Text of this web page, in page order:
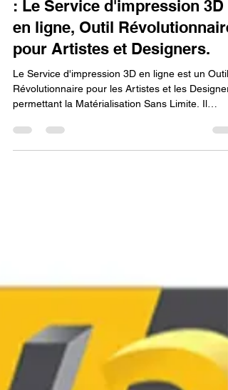
La Matérialisation Sans Limite
: Le Service d'impression 3D
en ligne, Outil Révolutionnaire
pour Artistes et Designers.
Le Service d'impression 3D en ligne est un Outil
permettant la Matérialisation Sans Limite. Il